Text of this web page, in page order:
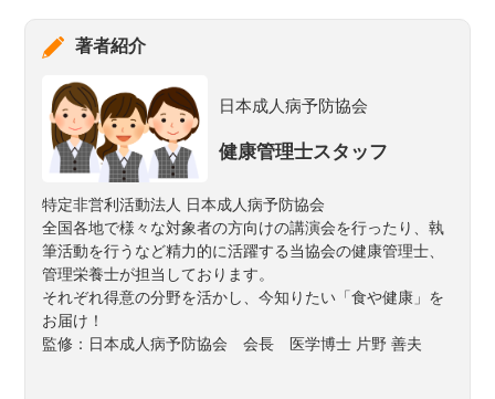
著者紹介
日本成人病予防協会
健康管理士スタッフ
特定非営利活動法人 日本成人病予防協会
全国各地で様々な対象者の方向けの講演会を行ったり、執
筆活動を行うなど精力的に活躍する当協会の健康管理士、
管理栄養士が担当しております。
それぞれ得意の分野を活かし、今知りたい「食や健康」を
お届け！
監修：日本成人病予防協会 会長 医学博士 片野 善夫